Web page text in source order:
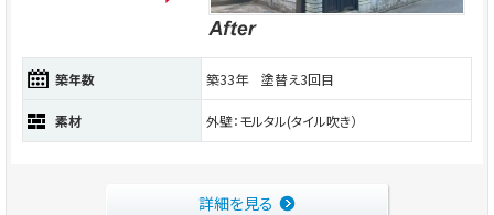
築年数 築33年 塗替え3回目
素材 外壁：モルタル(タイル吹き）
詳細を見る